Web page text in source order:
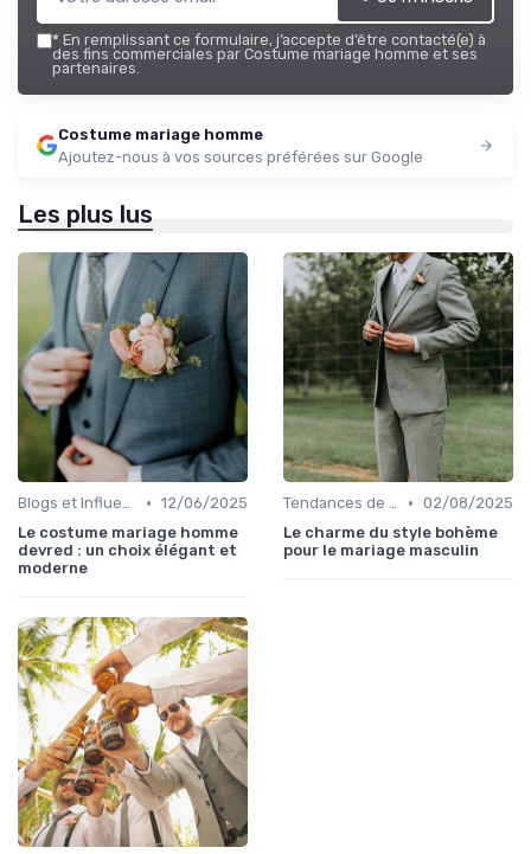
* En remplissant ce formulaire, j’accepte d’être contacté(e) à
des fins commerciales par Costume mariage homme et ses
partenaires.
Costume mariage homme
Ajoutez-nous à vos sources préférées sur Google
Les plus lus
Blogs et Influencers de Mode Masculine • 12/06/2025
Le costume mariage homme
devred : un choix élégant et
moderne
Tendances de Mariages • 02/08/2025
Le charme du style bohème
pour le mariage masculin